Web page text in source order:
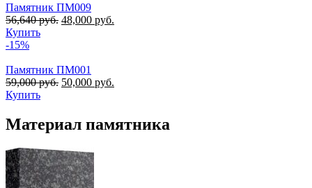
Памятник ПМ009
56,640руб. 48,000 руб.
Купить
-15%
Памятник ПМ001
59,000руб. 50,000 руб.
Купить
Материал памятника